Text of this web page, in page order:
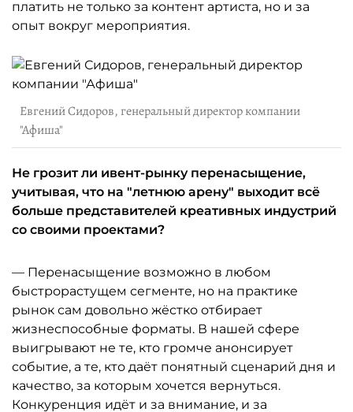
платить не только за контент артиста, но и за
опыт вокруг мероприятия.
Евгений Сидоров, генеральный директор компании
"Афиша"
Не грозит ли ивент-рынку перенасыщение,
учитывая, что на "летнюю арену" выходит всё
больше представителей креативных индустрий
со своими проектами?
— Перенасыщение возможно в любом
быстрорастущем сегменте, но на практике
рынок сам довольно жёстко отбирает
жизнеспособные форматы. В нашей сфере
выигрывают не те, кто громче анонсирует
событие, а те, кто даёт понятный сценарий дня и
качество, за которым хочется вернуться.
Конкуренция идёт и за внимание, и за